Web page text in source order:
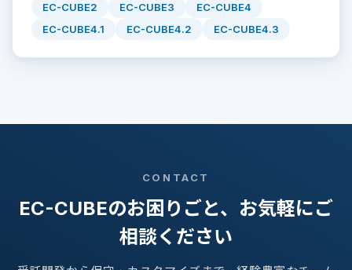
EC-CUBE2 EC-CUBE3
EC-CUBE4
EC-CUBE4.1
EC-CUBE4.2 EC-CUBE4.3
CONTACT
EC-CUBEのお困りごと、お気軽にご
相談ください